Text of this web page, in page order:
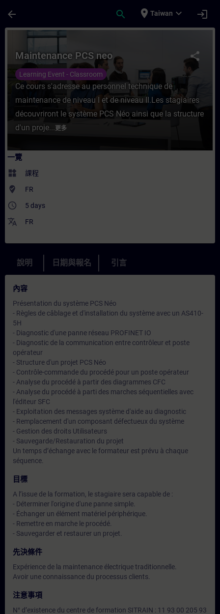
arrow_back search place Taiwan expand_more login
課程 - Maintenance PCS neo - 培訓 - 培
share
Maintenance PCS neo
Learning Event - Classroom
Ce cours s'adresse au personnel technique de
maintenance de niveau I et de niveau II.Les stagiaires
découvriront le système PCS Néo ainsi que la structure
d'un proje...更多
一覽
widgets 課程
where_to_vote FR
access_time 5 days
translate FR
說明 日期與報名 引言
內容
Présentation du système PCS Néo
- Règles de câblage et d'installation du système avec un AS410-
5H
- Diagnostic d'une panne réseau PROFINET IO
- Diagnostic de la communication entre contrôleur et poste
opérateur
- Structure d'un projet PCS Néo
- Contrôle-commande du procédé pour un poste opérateur
- Analyse du procédé à partir des diagrammes CFC
- Analyse du procédé à parti des marches séquentielles avec
l'éditeur SFC
- Exploitation des messages système d'aide au diagnostic
- Remplacement d'un composant défectueux du système
- Gestion des droits Utilisateurs
- Sauvegarde/Restauration du projet
Un temps d’échange avec le formateur est prévu à chaque
séquence.
目標
A l’issue de la formation, le stagiaire sera capable de :
- Déterminer l'origine d'une panne simple.
- Échanger un élément matériel périphérique.
- Remettre en marche le procédé.
- Sauvegarder et restaurer un projet.
先決條件
Expérience de la maintenance électrique traditionnelle.
Avoir une connaissance du processus clients.
注意事項
N° d’existence du centre de formation SITRAIN : 11 93 00 205 93